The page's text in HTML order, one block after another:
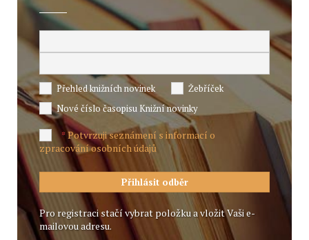
Přehled knižních novinek
Žebříček
Nové číslo časopisu Knižní novinky
*Potvrzuji seznámení s informací o
zpracování osobních údajů
Pro registraci stačí vybrat položku a vložit Vaši e-
mailovou adresu.